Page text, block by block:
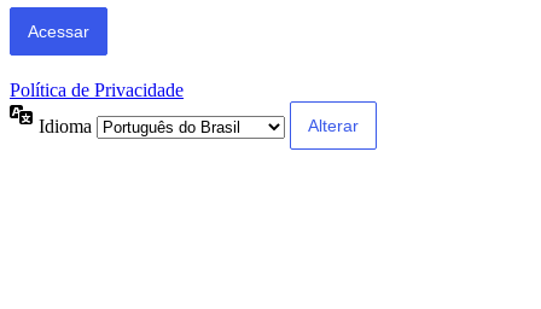
Política de Privacidade
Idioma